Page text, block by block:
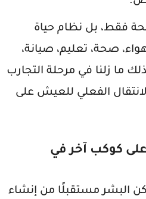
فقط، بل نظام حياة
صحة، تعليم، صيانة،
ما زلنا في مرحلة التجارب
الفعلي للعيش على
كوكب آخر في
البشر مستقبلًا من إنشاء